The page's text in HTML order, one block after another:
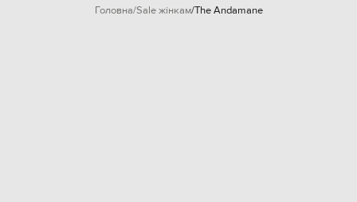
Головна Sale жінкам The Andamane